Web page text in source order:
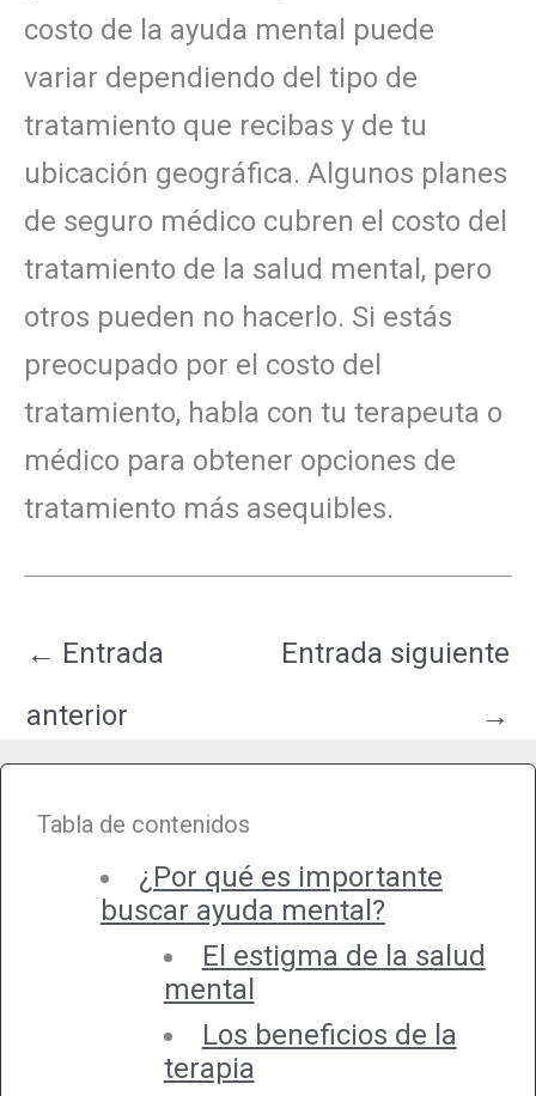
costo de la ayuda mental puede
variar dependiendo del tipo de
tratamiento que recibas y de tu
ubicación geográfica. Algunos planes
de seguro médico cubren el costo del
tratamiento de la salud mental, pero
otros pueden no hacerlo. Si estás
preocupado por el costo del
tratamiento, habla con tu terapeuta o
médico para obtener opciones de
tratamiento más asequibles.
← Entrada
anterior
Entrada siguiente
→
Tabla de contenidos
¿Por qué es importante
buscar ayuda mental?
El estigma de la salud
mental
Los beneficios de la
terapia